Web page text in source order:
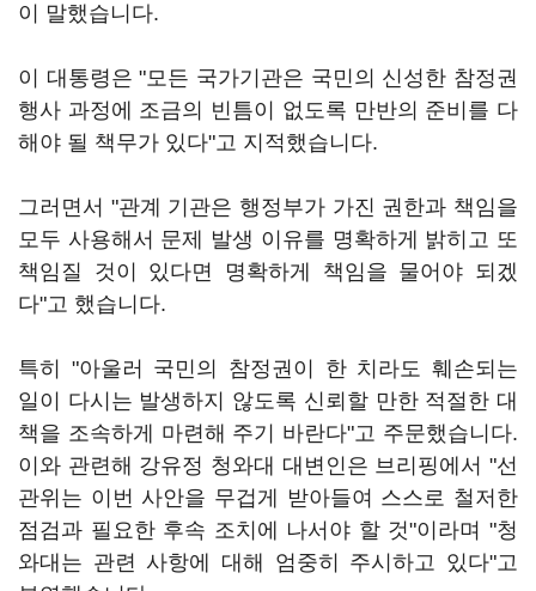
이 말했습니다.
이 대통령은 "모든 국가기관은 국민의 신성한 참정권
행사 과정에 조금의 빈틈이 없도록 만반의 준비를 다
해야 될 책무가 있다"고 지적했습니다.
그러면서 "관계 기관은 행정부가 가진 권한과 책임을
모두 사용해서 문제 발생 이유를 명확하게 밝히고 또
책임질 것이 있다면 명확하게 책임을 물어야 되겠
다"고 했습니다.
특히 "아울러 국민의 참정권이 한 치라도 훼손되는
일이 다시는 발생하지 않도록 신뢰할 만한 적절한 대
책을 조속하게 마련해 주기 바란다"고 주문했습니다.
이와 관련해 강유정 청와대 대변인은 브리핑에서 "선
관위는 이번 사안을 무겁게 받아들여 스스로 철저한
점검과 필요한 후속 조치에 나서야 할 것"이라며 "청
와대는 관련 사항에 대해 엄중히 주시하고 있다"고